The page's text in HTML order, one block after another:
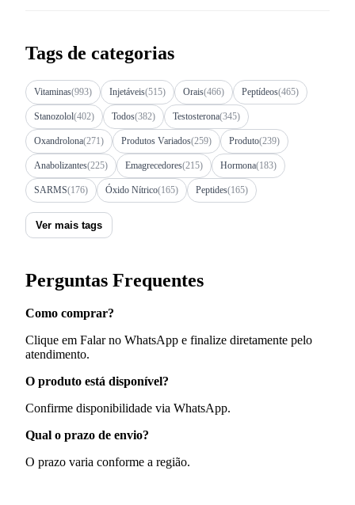
Tags de categorias
Vitaminas(993) Injetáveis(515) Orais(466) Peptídeos(465)
Stanozolol(402) Todos(382) Testosterona(345)
Oxandrolona(271) Produtos Variados(259) Produto(239)
Anabolizantes(225) Emagrecedores(215) Hormona(183)
SARMS(176) Óxido Nítrico(165) Peptides(165)
Ver mais tags
Perguntas Frequentes
Como comprar?
Clique em Falar no WhatsApp e finalize diretamente pelo
atendimento.
O produto está disponível?
Confirme disponibilidade via WhatsApp.
Qual o prazo de envio?
O prazo varia conforme a região.